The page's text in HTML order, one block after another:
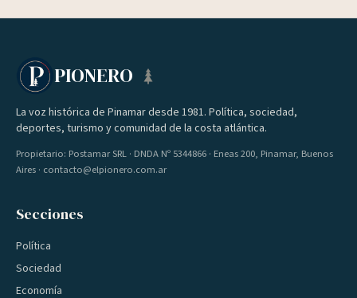
PIONERO
La voz histórica de Pinamar desde 1981. Política, sociedad,
deportes, turismo y comunidad de la costa atlántica.
Propietario: Postamar SRL · DNDA Nº 5344866 · Eneas 200, Pinamar, Buenos
Aires · contacto@elpionero.com.ar
Secciones
Política
Sociedad
Economía